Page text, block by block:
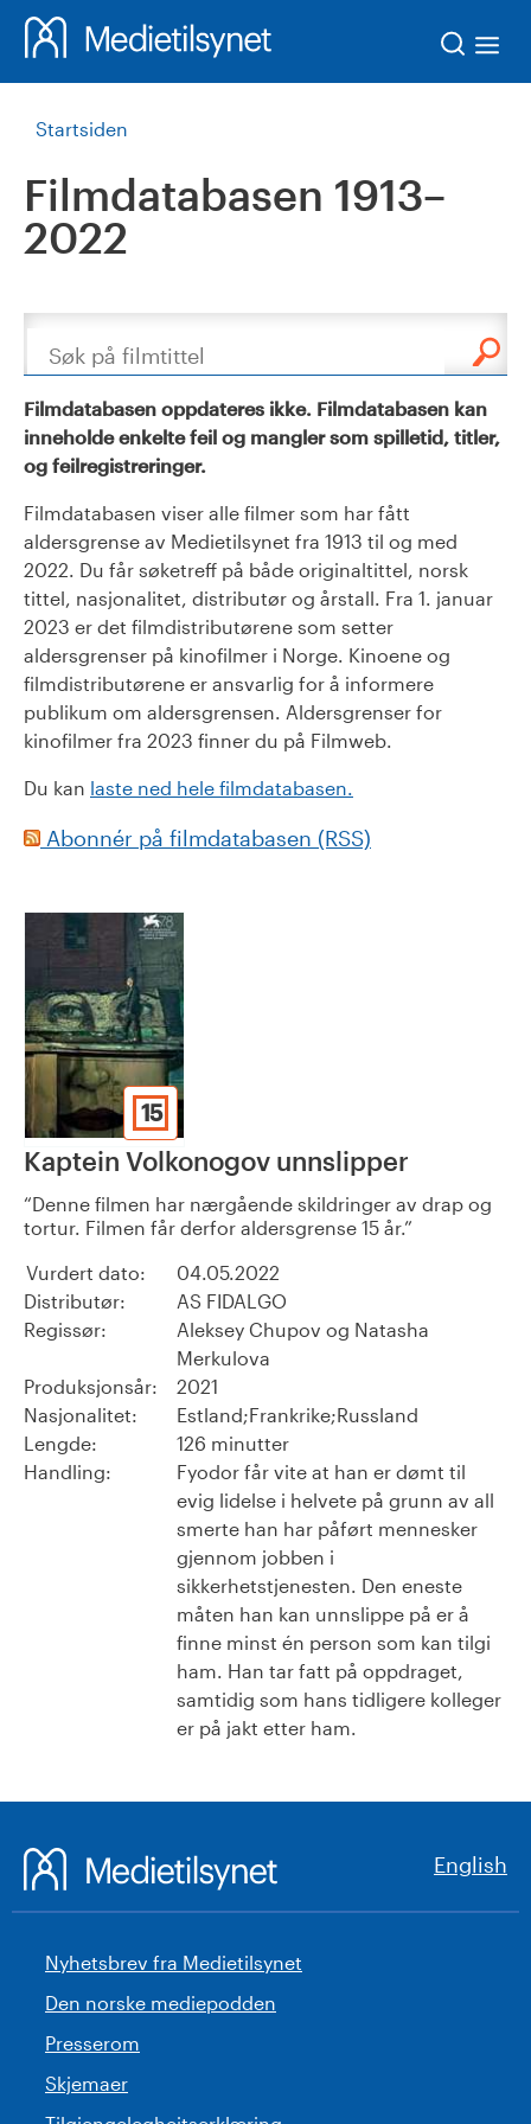
Startsiden
Filmdatabasen 1913–
2022
Søk
Filmdatabasen oppdateres ikke. Filmdatabasen kan
inneholde enkelte feil og mangler som spilletid, titler,
og feilregistreringer.
Filmdatabasen viser alle filmer som har fått
aldersgrense av Medietilsynet fra 1913 til og med
2022. Du får søketreff på både originaltittel, norsk
tittel, nasjonalitet, distributør og årstall. Fra 1. januar
2023 er det filmdistributørene som setter
aldersgrenser på kinofilmer i Norge. Kinoene og
filmdistributørene er ansvarlig for å informere
publikum om aldersgrensen. Aldersgrenser for
kinofilmer fra 2023 finner du på Filmweb.
Du kan laste ned hele filmdatabasen.
Abonnér på filmdatabasen (RSS)
15
Kaptein Volkonogov unnslipper
Denne filmen har nærgående skildringer av drap og
tortur. Filmen får derfor aldersgrense 15 år.
Vurdert dato:
04.05.2022
Distributør:
AS FIDALGO
Regissør:
Aleksey Chupov og Natasha
Merkulova
Produksjonsår:
2021
Nasjonalitet:
Estland;Frankrike;Russland
Lengde:
126 minutter
Handling:
Fyodor får vite at han er dømt til
evig lidelse i helvete på grunn av all
smerte han har påført mennesker
gjennom jobben i
sikkerhetstjenesten. Den eneste
måten han kan unnslippe på er å
finne minst én person som kan tilgi
ham. Han tar fatt på oppdraget,
samtidig som hans tidligere kolleger
er på jakt etter ham.
English
Nyhetsbrev fra Medietilsynet
Den norske mediepodden
Presserom
Skjemaer